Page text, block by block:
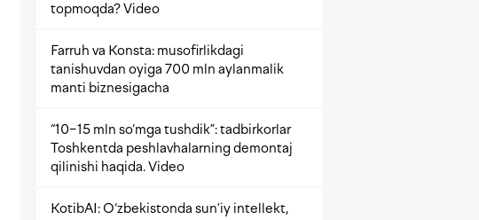
topmoqda? Video
Farruh va Konsta: musofirlikdagi
tanishuvdan oyiga 700 mln aylanmalik
manti biznesigacha
“10−15 mln so‘mga tushdik”: tadbirkorlar
Toshkentda peshlavhalarning demontaj
qilinishi haqida. Video
KotibAI: O‘zbekistonda sun’iy intellekt,